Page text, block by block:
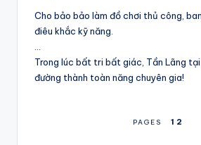
Cho bảo bảo làm đồ chơi thủ công,
điêu khắc kỹ năng.
…
Trong lúc bất tri bất giác, Tần Lãng
đường thành toàn năng chuyên gia!
PAGES 1 2